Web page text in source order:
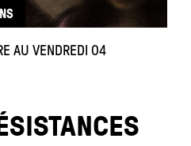
AU VENDREDI 04